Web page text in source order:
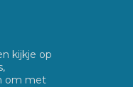
kijkje op
om met